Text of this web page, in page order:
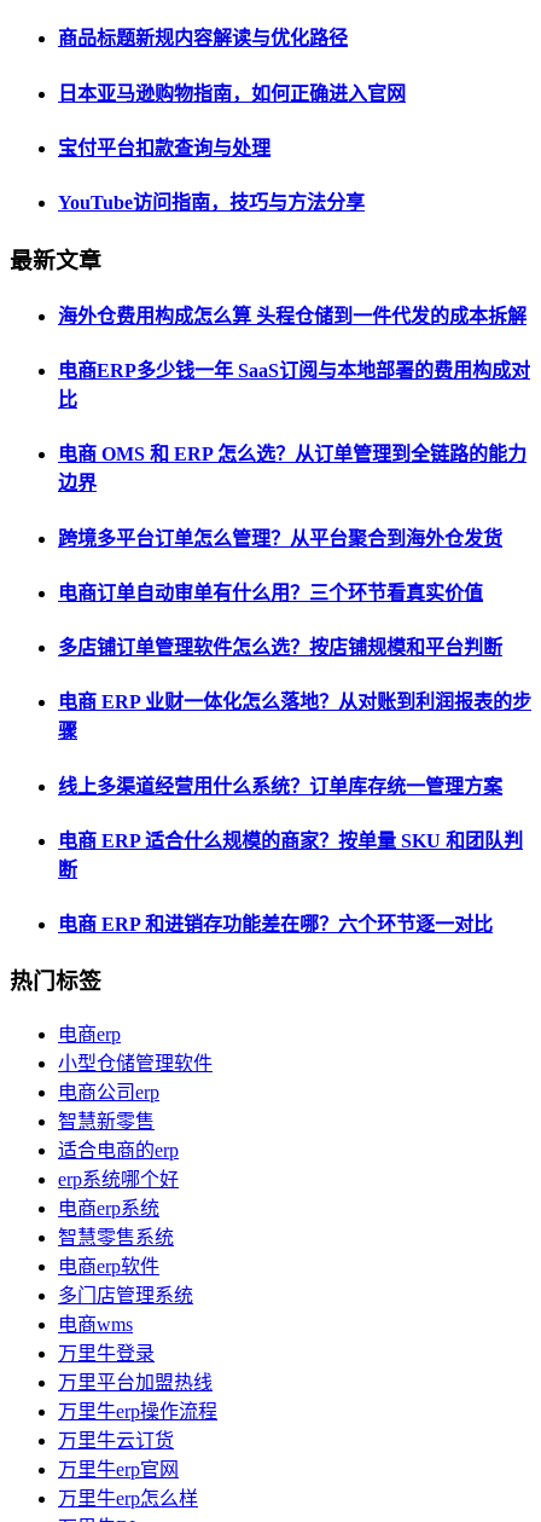
商品标题新规内容解读与优化路径
日本亚马逊购物指南，如何正确进入官网
宝付平台扣款查询与处理
YouTube访问指南，技巧与方法分享
最新文章
海外仓费用构成怎么算 头程仓储到一件代发的成本拆解
电商ERP多少钱一年 SaaS订阅与本地部署的费用构成对
比
电商 OMS 和 ERP 怎么选？从订单管理到全链路的能力
边界
跨境多平台订单怎么管理？从平台聚合到海外仓发货
电商订单自动审单有什么用？三个环节看真实价值
多店铺订单管理软件怎么选？按店铺规模和平台判断
电商 ERP 业财一体化怎么落地？从对账到利润报表的步
骤
线上多渠道经营用什么系统？订单库存统一管理方案
电商 ERP 适合什么规模的商家？按单量 SKU 和团队判
断
电商 ERP 和进销存功能差在哪？六个环节逐一对比
热门标签
电商erp
小型仓储管理软件
电商公司erp
智慧新零售
适合电商的erp
erp系统哪个好
电商erp系统
智慧零售系统
电商erp软件
多门店管理系统
电商wms
万里牛登录
万里平台加盟热线
万里牛erp操作流程
万里牛云订货
万里牛erp官网
万里牛erp怎么样